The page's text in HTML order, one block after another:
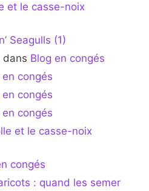
et le casse-noix
Seagulls (1)
dans Blog en congés
en congés
en congés
en congés
et le casse-noix
congés
: quand les semer